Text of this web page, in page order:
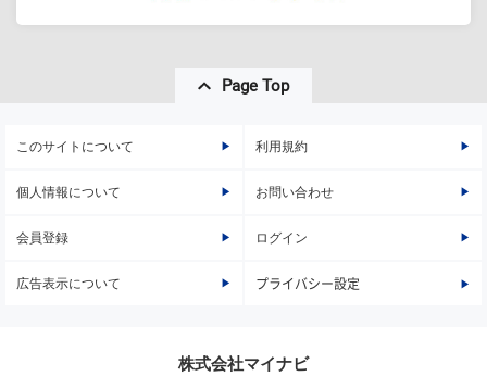
Page Top
このサイトについて 利用規約
個人情報について お問い合わせ
会員登録 ログイン
広告表示について プライバシー設定
株式会社マイナビ